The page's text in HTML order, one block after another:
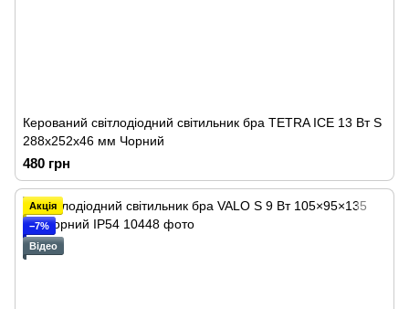
Керований cвітлодіодний світильник бра TETRA ICE 13 Вт S
288х252х46 мм Чорний
480 грн
Акція
−7%
Відео